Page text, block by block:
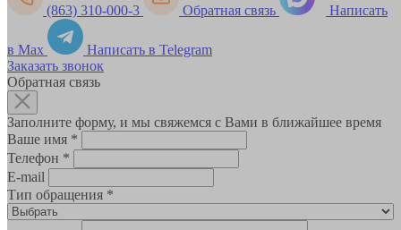
(863) 310-000-3 Обратная связь Написать
в Max
Написать в Telegram
Заказать звонок
Обратная связь
Заполните форму, и мы свяжемся с Вами в ближайшее время
Ваше имя *
Телефон *
E-mail
Тип обращения *